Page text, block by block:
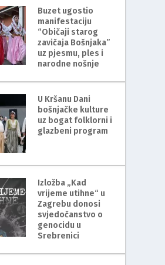
Buzet ugostio
manifestaciju
“Običaji starog
zavičaja Bošnjaka”
uz pjesmu, ples i
narodne nošnje
U Kršanu Dani
bošnjačke kulture
uz bogat folklorni i
glazbeni program
Izložba „Kad
vrijeme utihne“ u
Zagrebu donosi
svjedočanstvo o
genocidu u
Srebrenici